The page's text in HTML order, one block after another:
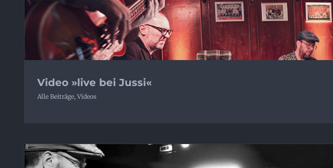
Video »live bei Jussi«
Alle Beiträge, Videos